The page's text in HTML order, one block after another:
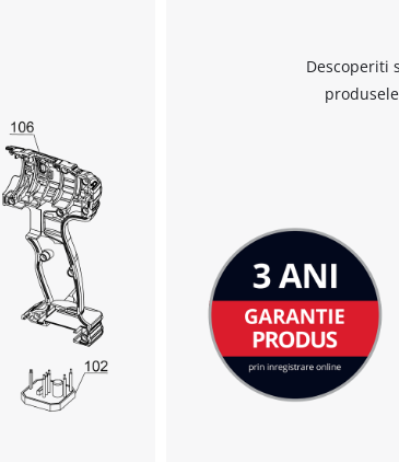
visitor. The website owner needs to setup
the site with their CMP to add this content
to the list of technologies used.
Powered by
Descoperiti